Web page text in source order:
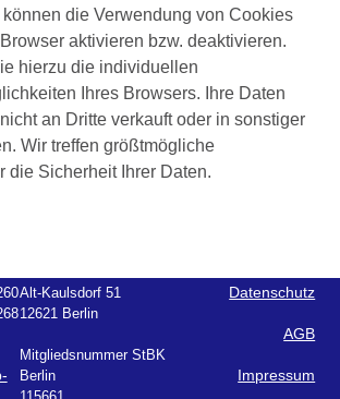
die Verwendung von Cookies
aktivieren bzw. deaktivieren.
hierzu die individuellen
Ihres Browsers. Ihre Daten
an Dritte verkauft oder in sonstiger
Wir treffen größtmögliche
die Sicherheit Ihrer Daten.
Alt-Kaulsdorf 51
12621 Berlin
Mitgliedsnummer StBK
Berlin
Datenschutz
AGB
Impressum